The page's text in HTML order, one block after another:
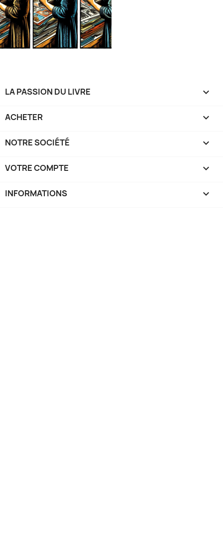
LA PASSION DU LIVRE 
ACHETER 
NOTRE SOCIÉTÉ 
VOTRE COMPTE 
INFORMATIONS keyboard_arrow_down